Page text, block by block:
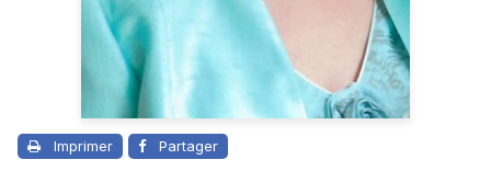
Imprimer Partager